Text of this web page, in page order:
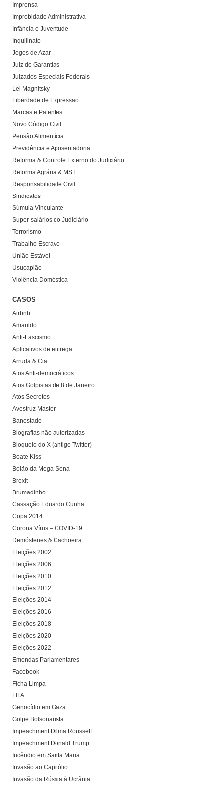
Imprensa
Improbidade Administrativa
Infância e Juventude
Inquilinato
Jogos de Azar
Juiz de Garantias
Juizados Especiais Federais
Lei Magnitsky
Liberdade de Expressão
Marcas e Patentes
Novo Código Civil
Pensão Alimentícia
Previdência e Aposentadoria
Reforma & Controle Externo do Judiciário
Reforma Agrária & MST
Responsabilidade Civil
Sindicatos
Súmula Vinculante
Super-salários do Judiciário
Terrorismo
Trabalho Escravo
União Estável
Usucapião
Violência Doméstica
CASOS
Airbnb
Amarildo
Anti-Fascismo
Aplicativos de entrega
Arruda & Cia
Atos Anti-democráticos
Atos Golpistas de 8 de Janeiro
Atos Secretos
Avestruz Master
Banestado
Biografias não autorizadas
Bloqueio do X (antigo Twitter)
Boate Kiss
Bolão da Mega-Sena
Brexit
Brumadinho
Cassação Eduardo Cunha
Copa 2014
Corona Vírus – COVID-19
Demóstenes & Cachoeira
Eleições 2002
Eleições 2006
Eleições 2010
Eleições 2012
Eleições 2014
Eleições 2016
Eleições 2018
Eleições 2020
Eleições 2022
Emendas Parlamentares
Facebook
Ficha Limpa
FIFA
Genocídio em Gaza
Golpe Bolsonarista
Impeachment Dilma Rousseff
Impeachment Donald Trump
Incêndio em Santa Maria
Invasão ao Capitólio
Invasão da Rússia à Ucrânia